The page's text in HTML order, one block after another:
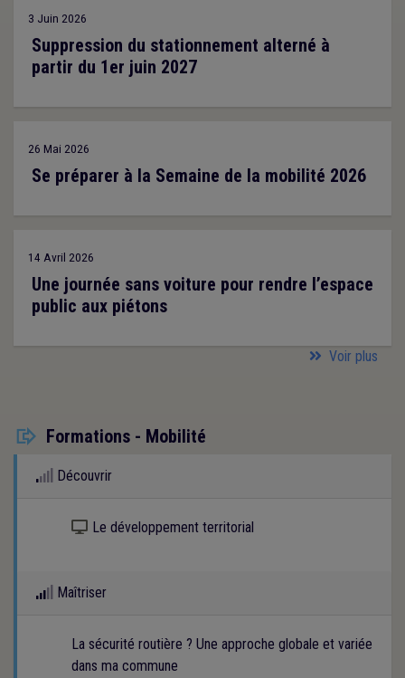
3 Juin 2026
Suppression du stationnement alterné à
partir du 1er juin 2027
26 Mai 2026
Se préparer à la Semaine de la mobilité 2026
14 Avril 2026
Une journée sans voiture pour rendre l’espace
public aux piétons
Voir plus
 Formations - Mobilité
Découvrir
Kit numérique gratuit
Le développement territorial
Maîtriser
La sécurité routière ? Une approche globale et variée
dans ma commune